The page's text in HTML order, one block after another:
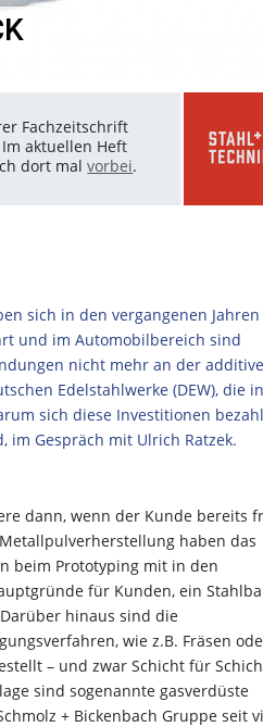
Fachzeitschrift
Im aktuellen Heft
dort malvorbei.
sich in den vergangenen Jahren
und im Automobilbereich sind
nicht mehr an der
Edelstahlwerke (DEW), die
sich diese Investitionen
im Gespräch mit Ulrich Ratzek.
dann, wenn der Kunde bereits
haben das
beim Prototyping mit in den
für Kunden, ein
hinaus sind die
wie z.B. Fräsen
– und zwar Schicht für
sind sogenannte gasverdüste
+ Bickenbach Gruppe seit